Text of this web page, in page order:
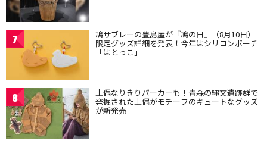
7 鳩サブレーの豊島屋が『鳩の日』（8月10日）
限定グッズ詳細を発表！今年はシリコンポーチ
「はとっこ」
8 土偶なりきりパーカーも！青森の縄文遺跡群で
発掘された土偶がモチーフのキュートなグッズ
が新発売